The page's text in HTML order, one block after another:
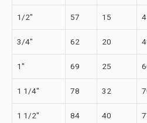
1/2″ 57 15
3/4″ 62 20
1″ 69 25
1 1/4″ 78 32
1 1/2″ 84 40